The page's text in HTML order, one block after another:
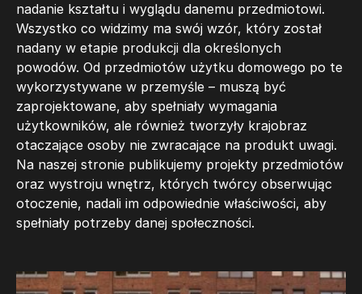
nadanie kształtu i wyglądu danemu przedmiotowi.
Wszystko co widzimy ma swój wzór, który został
nadany w etapie produkcji dla określonych
powodów. Od przedmiotów użytku domowego po te
wykorzystywane w przemyśle – muszą być
zaprojektowane, aby spełniały wymagania
użytkowników, ale również tworzyły krajobraz
otaczające osoby nie zwracające na produkt uwagi.
Na naszej stronie publikujemy projekty przedmiotów
oraz wystroju wnętrz, których twórcy obserwując
otoczenie, nadali im odpowiednie właściwości, aby
spełniały potrzeby danej społeczności.